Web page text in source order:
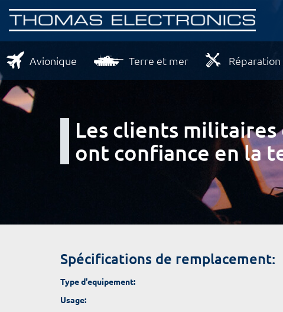
Avionique Terre et mer
Les clients
ont confiance en la
Spécifications de remplacement:
Type d'equipement:
Usage: